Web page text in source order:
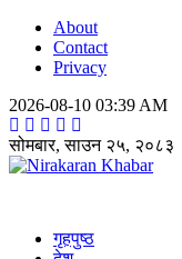
About
Contact
Privacy
2026-08-10 03:39 AM
सोमबार, साउन २५, २०८३
गृहपुष्ठ